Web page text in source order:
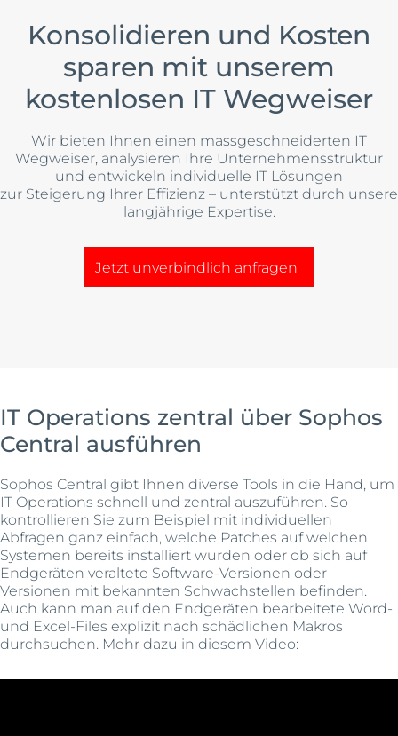
Konsolidieren und Kosten
sparen mit unserem
kostenlosen IT Wegweiser
Wir bieten Ihnen einen massgeschneiderten IT
Wegweiser, analysieren Ihre Unternehmensstruktur
und entwickeln individuelle IT Lösungen
zur Steigerung Ihrer Effizienz – unterstützt durch unsere
langjährige Expertise.
Jetzt unverbindlich anfragen
IT Operations zentral über Sophos
Central ausführen
Sophos Central gibt Ihnen diverse Tools in die Hand, um
IT Operations schnell und zentral auszuführen. So
kontrollieren Sie zum Beispiel mit individuellen
Abfragen ganz einfach, welche Patches auf welchen
Systemen bereits installiert wurden oder ob sich auf
Endgeräten veraltete Software-Versionen oder
Versionen mit bekannten Schwachstellen befinden.
Auch kann man auf den Endgeräten bearbeitete Word-
und Excel-Files explizit nach schädlichen Makros
durchsuchen. Mehr dazu in diesem Video: